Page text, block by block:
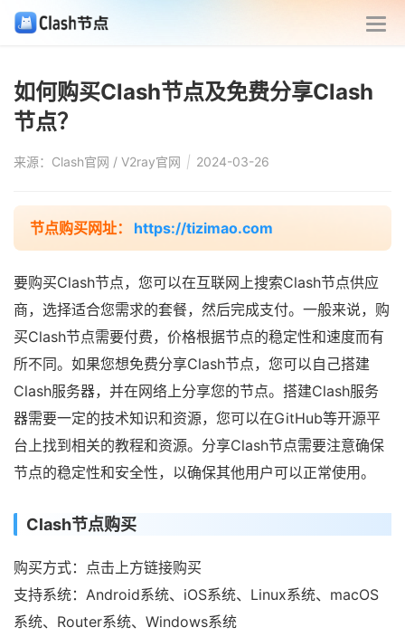
如何购买Clash节点及免费分享Clash
节点？
来源：Clash官网 / V2ray官网 | 2024-03-26
节点购买网址： https://tizimao.com
要购买Clash节点，您可以在互联网上搜索Clash节点供应
商，选择适合您需求的套餐，然后完成支付。一般来说，购
买Clash节点需要付费，价格根据节点的稳定性和速度而有
所不同。如果您想免费分享Clash节点，您可以自己搭建
Clash服务器，并在网络上分享您的节点。搭建Clash服务
器需要一定的技术知识和资源，您可以在GitHub等开源平
台上找到相关的教程和资源。分享Clash节点需要注意确保
节点的稳定性和安全性，以确保其他用户可以正常使用。
Clash节点购买
购买方式：点击上方链接购买
支持系统：Android系统、iOS系统、Linux系统、macOS
系统、Router系统、Windows系统